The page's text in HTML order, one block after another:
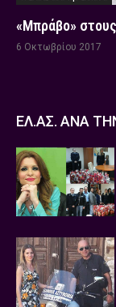
«Μπράβο»
6 Οκτωβρίου 2017
ΕΛ.ΑΣ. ΑΝΑ